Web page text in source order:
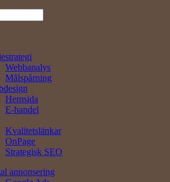
Webbanalys
Målspårning
Hemsida
E-handel
Kvalitetslänkar
OnPage
Strategisk SEO
annonsering